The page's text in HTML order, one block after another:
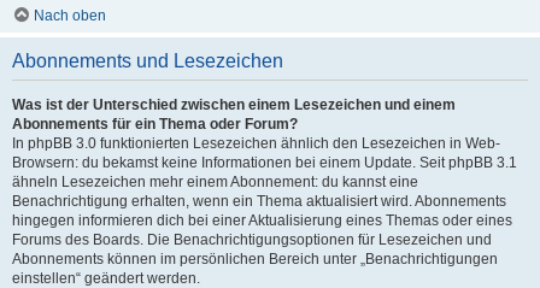
Nach oben
Abonnements und Lesezeichen
Was ist der Unterschied zwischen einem Lesezeichen und einem
Abonnements für ein Thema oder Forum?
In phpBB 3.0 funktionierten Lesezeichen ähnlich den Lesezeichen in Web-
Browsern: du bekamst keine Informationen bei einem Update. Seit phpBB 3.1
ähneln Lesezeichen mehr einem Abonnement: du kannst eine
Benachrichtigung erhalten, wenn ein Thema aktualisiert wird. Abonnements
hingegen informieren dich bei einer Aktualisierung eines Themas oder eines
Forums des Boards. Die Benachrichtigungsoptionen für Lesezeichen und
Abonnements können im persönlichen Bereich unter „Benachrichtigungen
einstellen“ geändert werden.